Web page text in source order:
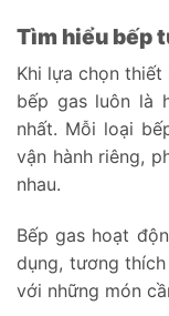
Tìm hiểu bếp
Khi lựa chọn
bếp gas luôn là
nhất. Mỗi loại
vận hành riêng,
nhau.
Bếp gas hoạt
dụng, tương
với những món